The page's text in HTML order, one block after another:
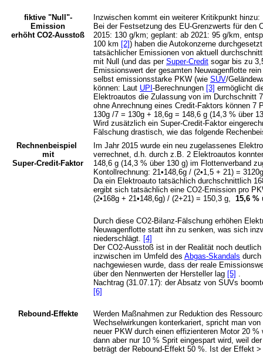
fiktive "Null"-
Emission
erhöht CO2-Ausstoß
Inzwischen kommt ein weiterer Kritikpunkt hinzu:
Bei der Festsetzung des EU-Grenzwerts für den
2015: 130 g/km; geplant: ab 2021: 95 g/km,
100 km [2]) haben die Autokonzerne
tatsächlicher Emissionen von aktuell
mit Null (und das per Super-Credit sogar bis zu
Emissionswert der gesamten Neuwagenflotte
selbst emissionsstarke PKW (wie SUV/
können: Laut UPI -Berechnungen [3] ermöglicht
Elektroautos die Zulassung von im Durchschnitt
ohne Anrechnung eines Credit-Faktors können 7
130g /7 = 130g + 18,6g = 148,6 g (14,3 % über
Wird zusätzlich ein Super-Credit-Faktor
Fälschung drastisch, wie das folgende
Rechnenbeispiel
mit
Super-Credit-Faktor
Im Jahr 2015 wurde ein neu zugelassenes
verrechnet, d.h. durch z.B. 2 Elektroautos
148,6 g (14,3 % über 130 g) im Flottenverband
Kontollrechnung: 21•148,6g / (2•1,5 + 21) =
Da ein Elektroauto tatsächlich durchschnittlich
ergibt sich tatsächlich eine CO2-Emission pro
(2•168g + 21•148,6g) / (2+21) = 150,3 g, 15,6 %
Durch diese CO2-Bilanz-Fälschung erhöhen
Neuwagenflotte statt ihn zu senken, was sich
niederschlägt. [4]
Der CO2-Ausstoß ist in der Realität noch
inzwischen im Umfeld des Abgas-Skandals
nachgewiesen wurde, dass der reale
über den Nennwerten der Hersteller lag [5] .
Nachtrag (31.07.17): der Absatz von SUVs
[6]
Rebound-Effekte
Werden Maßnahmen zur Reduktion des
Wechselwirkungen konterkariert, spricht man von
neuer PKW durch einen effizienteren Motor 20
dann aber nur 10 % Sprit eingespart wird, weil
beträgt der Rebound-Effekt 50 %. Ist der Effekt